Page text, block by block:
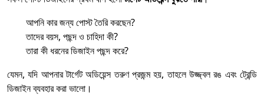
আপনি কার জন্য পোস্ট তৈরি করছেন?
তাদের বয়স, পছন্দ ও চাহিদা কী?
তারা কী ধরনের ডিজাইন পছন্দ করে?
যেমন, যদি আপনার টার্গেট অডিয়েন্স তরুণ প্রজন্ম হয়, তাহলে উজ্জ্বল রঙ এবং ট্রেন্ডি
ডিজাইন ব্যবহার করা ভালো।